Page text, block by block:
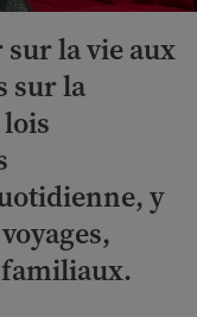
sur la vie aux
sur la
y
familiaux.